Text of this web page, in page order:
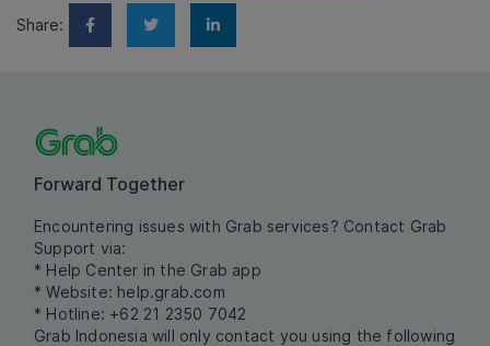
Share:
Forward Together
Encountering issues with Grab services? Contact Grab
Support via:
* Help Center in the Grab app
* Website: help.grab.com
* Hotline: +62 21 2350 7042
Grab Indonesia will only contact you using the following